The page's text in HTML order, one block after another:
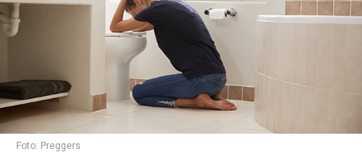
Foto: Preggers